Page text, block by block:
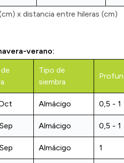
x distancia entre hileras (cm)
verano:
Tipo de
siembra
Almácigo 0,5 - 1
Almácigo 0,5 - 1
Almácigo 1